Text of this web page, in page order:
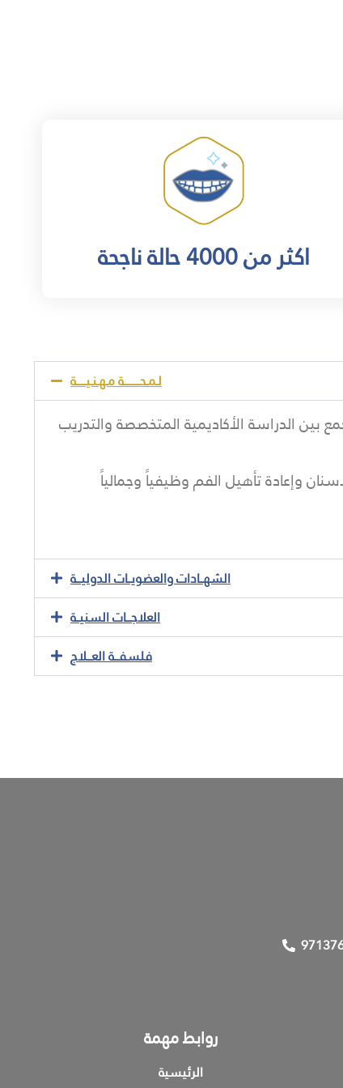
اكثر من 4000 حالة ناجحة
لـمـحــــــــــة مـهـنـيــــــة
بين الدراسة الأكاديمية المتخصصة والتدريب
وإعادة تأهيل الفم وظيفياً وجمالياً
الشهــادات والعضويــات الدوليـــة
العلاجـــات السنيــة
فلسفـــة العـــلاج
روابط مهمة
الرئيسية